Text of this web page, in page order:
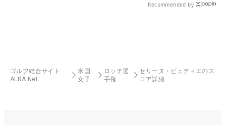
Recommended by
ゴルフ総合サイト
ALBA Net
米国
女子
ロッテ選
手権
セリーヌ・ビュティエのス
コア詳細